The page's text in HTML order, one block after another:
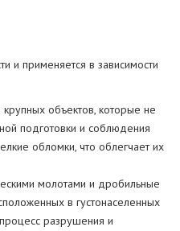
и применяется в зависимости
объектов, которые не
подготовки и соблюдения
обломки, что облегчает их
молотами и дробильные
в густонаселенных
разрушения и